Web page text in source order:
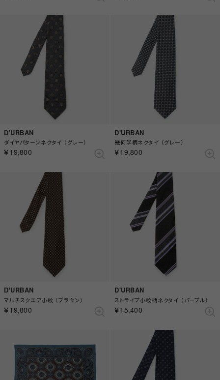
D'URBAN
ダイヤパターンネクタイ （グレー）
￥19,800
D'URBAN
幾何学柄ネクタイ （グレー）
￥19,800
D'URBAN
マルチスクエア小紋 （ブラウン）
￥19,800
D'URBAN
ストライプ小紋柄ネクタイ （パープル）
￥15,400